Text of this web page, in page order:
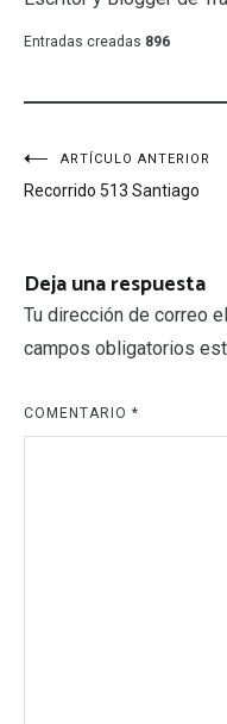
Entradas creadas 896
Navegación
de
ARTÍCULO ANTERIOR
Recorrido 513 Santiago
Deja una respuesta
Tu dirección de correo
campos obligatorios
COMENTARIO *